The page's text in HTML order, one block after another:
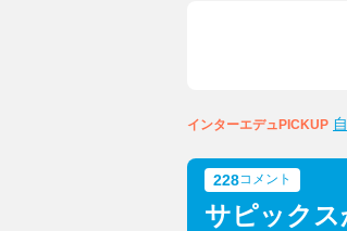
インターエデュPICKUP
228コメント
サピック